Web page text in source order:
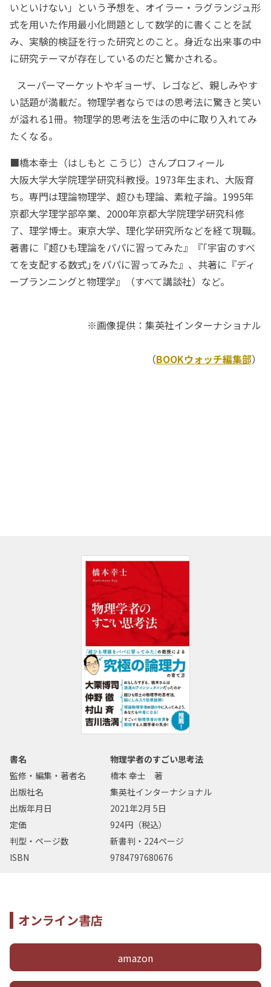
いといけない」という予想を、オイラー・ラグランジュ形
式を用いた作用最小化問題として数学的に書くことを試
み、実験的検証を行った研究とのこと。身近な出来事の中
に研究テーマが存在しているのだと驚かされる。
スーパーマーケットやギョーザ、レゴなど、親しみやす
い話題が満載だ。物理学者ならではの思考法に驚きと笑い
が溢れる1冊。物理学的思考法を生活の中に取り入れてみ
たくなる。
■橋本幸士（はしもと こうじ）さんプロフィール
大阪大学大学院理学研究科教授。1973年生まれ、大阪育
ち。専門は理論物理学、超ひも理論、素粒子論。1995年
京都大学理学部卒業、2000年京都大学院理学研究科修
了、理学博士。東京大学、理化学研究所などを経て現職。
著書に『超ひも理論をパパに習ってみた』『｢宇宙のすべ
てを支配する数式｣をパパに習ってみた』、共著に『ディ
ープランニングと物理学』（すべて講談社）など。
※画像提供：集英社インターナショナル
（BOOKウォッチ編集部）
書名
物理学者のすごい思考法
監修・編集・著者名
橋本 幸士 著
出版社名
集英社インターナショナル
出版年月日
2021年2月 5日
定価
924円（税込）
判型・ページ数
新書判・224ページ
ISBN
9784797680676
オンライン書店
amazon